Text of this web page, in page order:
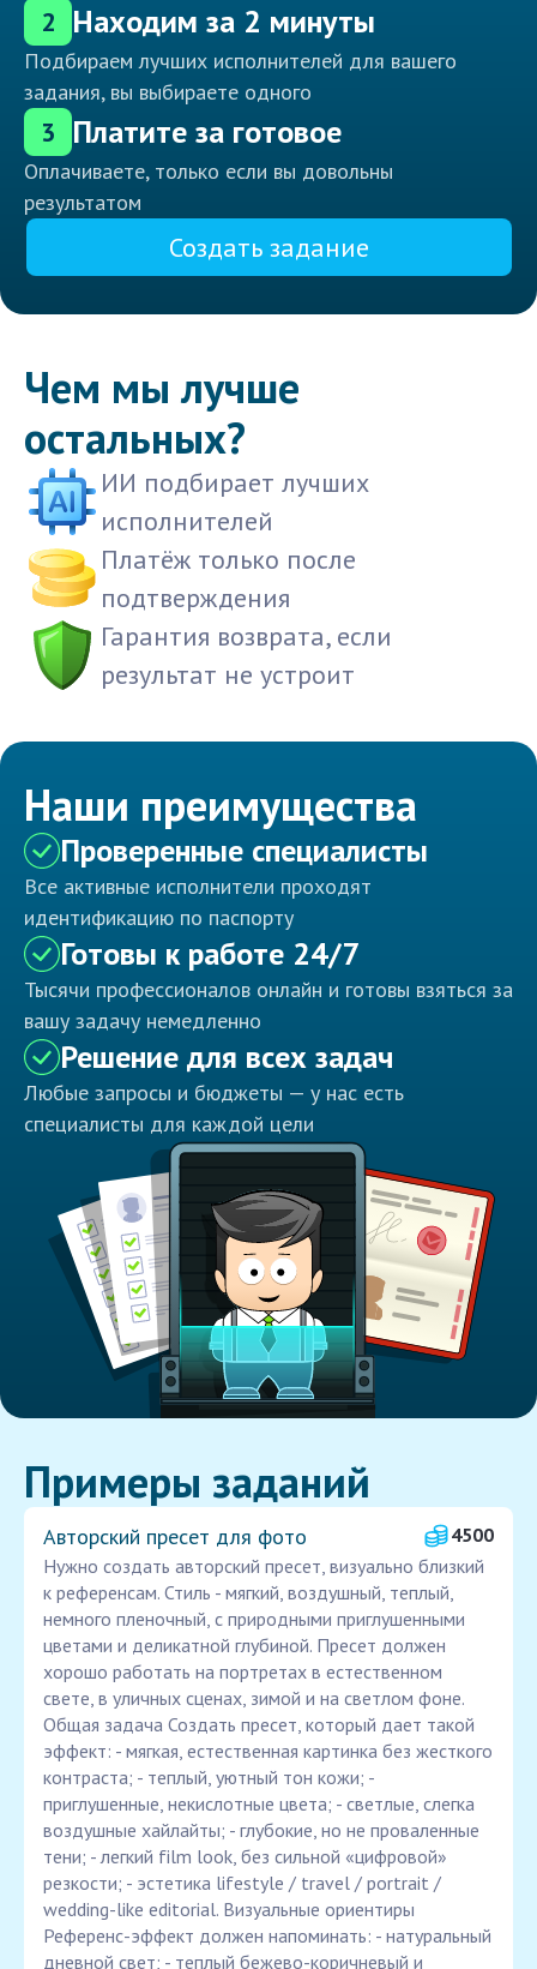
2 Находим за 2 минуты
Подбираем лучших исполнителей для вашего
задания, вы выбираете одного
3 Платите за готовое
Оплачиваете, только если вы довольны
результатом
Создать задание
Чем мы лучше
остальных?
ИИ подбирает лучших
исполнителей
Платёж только после
подтверждения
Гарантия возврата, если
результат не устроит
Наши преимущества
Проверенные специалисты
Все активные исполнители проходят
идентификацию по паспорту
Готовы к работе 24/7
Тысячи профессионалов онлайн и готовы взяться за
вашу задачу немедленно
Решение для всех задач
Любые запросы и бюджеты — у нас есть
специалисты для каждой цели
Примеры заданий
Авторский пресет для фото
4500
Нужно создать авторский пресет, визуально близкий
к референсам. Стиль - мягкий, воздушный, теплый,
немного пленочный, с природными приглушенными
цветами и деликатной глубиной. Пресет должен
хорошо работать на портретах в естественном
свете, в уличных сценах, зимой и на светлом фоне.
Общая задача Создать пресет, который дает такой
эффект: - мягкая, естественная картинка без жесткого
контраста; - теплый, уютный тон кожи; -
приглушенные, некислотные цвета; - светлые, слегка
воздушные хайлайты; - глубокие, но не проваленные
тени; - легкий film look, без сильной «цифровой»
резкости; - эстетика lifestyle / travel / portrait /
wedding-like editorial. Визуальные ориентиры
Референс-эффект должен напоминать: - натуральный
дневной свет; - теплый бежево-коричневый и